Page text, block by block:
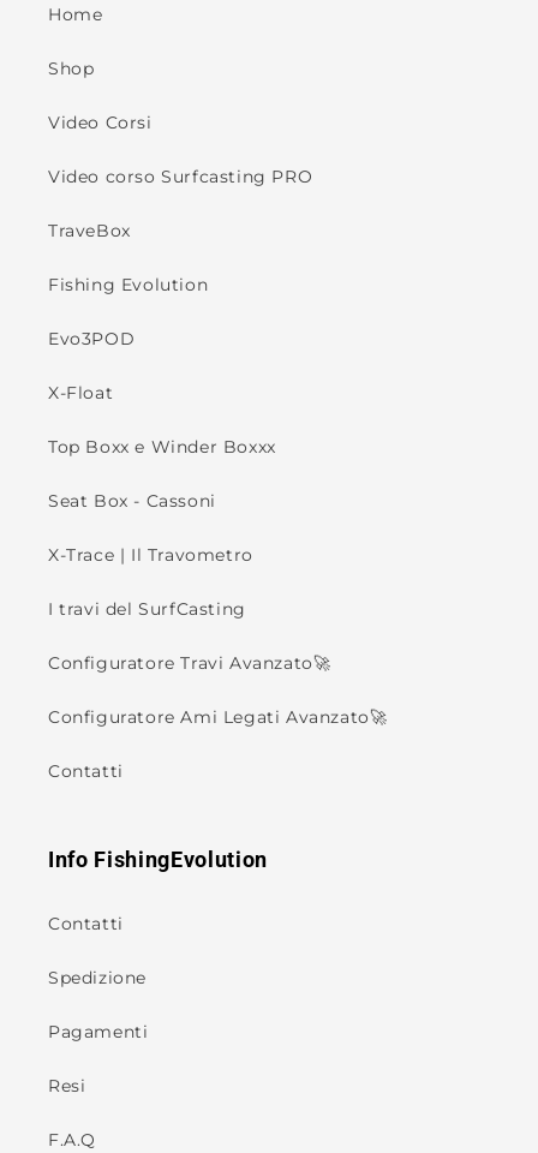
Home
Shop
Video Corsi
Video corso Surfcasting PRO
TraveBox
Fishing Evolution
Evo3POD
X-Float
Top Boxx e Winder Boxxx
Seat Box - Cassoni
X-Trace | Il Travometro
I travi del SurfCasting
Configuratore Travi Avanzato🚀
Configuratore Ami Legati Avanzato🚀
Contatti
Info FishingEvolution
Contatti
Spedizione
Pagamenti
Resi
F.A.Q